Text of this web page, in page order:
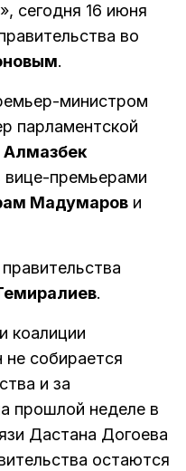
сегодня 16 июня
во
.
министром
парламентской
Алмазбек
вице-премьерами
Мадумаров и
.
коалиции
собирается
и за
прошлой неделе в
Дастана Догоева
остаются